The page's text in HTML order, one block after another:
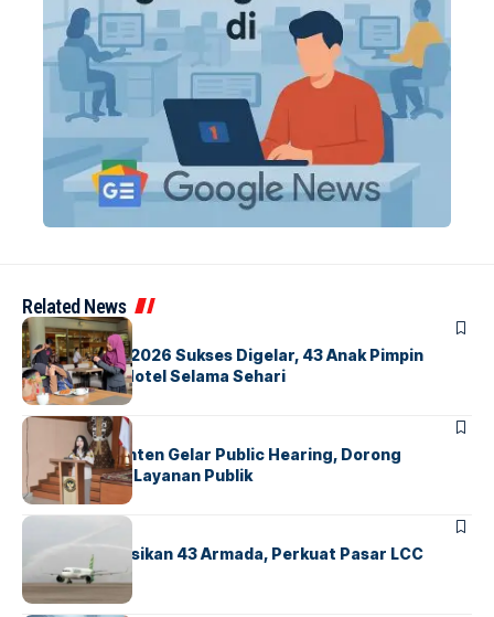
Related News
BERITAINDEX
GM For A Day 2026 Sukses Digelar, 43 Anak Pimpin
Operasional Hotel Selama Sehari
BANDARA BERITA
Karantina Banten Gelar Public Hearing, Dorong
Transparansi Layanan Publik
BANDARA
Citilink Operasikan 43 Armada, Perkuat Pasar LCC
Nasional